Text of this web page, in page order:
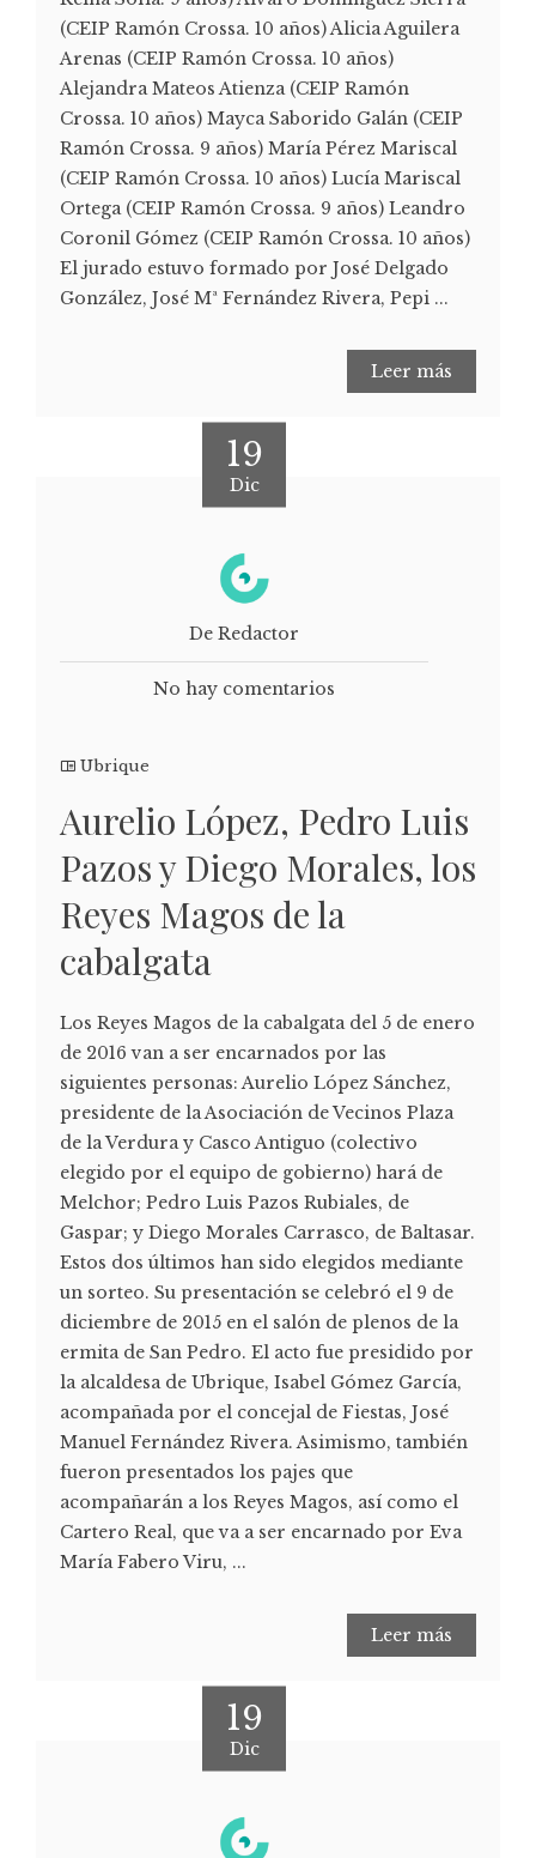
(CEIP Ramón Crossa. 10 años) Alicia Aguilera
Arenas (CEIP Ramón Crossa. 10 años)
Alejandra Mateos Atienza (CEIP Ramón
Crossa. 10 años) Mayca Saborido Galán (CEIP
Ramón Crossa. 9 años) María Pérez Mariscal
(CEIP Ramón Crossa. 10 años) Lucía Mariscal
Ortega (CEIP Ramón Crossa. 9 años) Leandro
Coronil Gómez (CEIP Ramón Crossa. 10 años)
El jurado estuvo formado por José Delgado
González, José Mª Fernández Rivera, Pepi ...
Leer más
19
Dic
De Redactor
No hay comentarios
Ubrique
Aurelio López, Pedro Luis
Pazos y Diego Morales, los
Reyes Magos de la
cabalgata
Los Reyes Magos de la cabalgata del 5 de enero
de 2016 van a ser encarnados por las
siguientes personas: Aurelio López Sánchez,
presidente de la Asociación de Vecinos Plaza
de la Verdura y Casco Antiguo (colectivo
elegido por el equipo de gobierno) hará de
Melchor; Pedro Luis Pazos Rubiales, de
Gaspar; y Diego Morales Carrasco, de Baltasar.
Estos dos últimos han sido elegidos mediante
un sorteo. Su presentación se celebró el 9 de
diciembre de 2015 en el salón de plenos de la
ermita de San Pedro. El acto fue presidido por
la alcaldesa de Ubrique, Isabel Gómez García,
acompañada por el concejal de Fiestas, José
Manuel Fernández Rivera. Asimismo, también
fueron presentados los pajes que
acompañarán a los Reyes Magos, así como el
Cartero Real, que va a ser encarnado por Eva
María Fabero Viru, ...
Leer más
19
Dic